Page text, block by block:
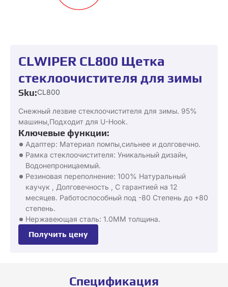
CLWIPER CL800 Щетка
стеклоочистителя для зимы
Sku:CL800
Снежный лезвие стеклоочистителя для зимы. 95%
машины,Подходит для U-Hook.
Ключевые функции:
Адаптер: Материал помпы,сильнее и долговечно.
Рамка стеклоочистителя: Уникальный дизайн,
Водонепроницаемый.
Резиновая переполнение: 100% Натуральный
каучук , Долговечность , С гарантией на 12
месяцев. Работоспособный под -80 Степень до +80
степень.
Нержавеющая сталь: 1.0ММ толщина.
Получить цену
Спецификация